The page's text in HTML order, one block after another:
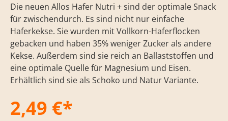
Die neuen Allos Hafer Nutri + sind der optimale Snack
für zwischendurch. Es sind nicht nur einfache
Haferkekse. Sie wurden mit Vollkorn-Haferflocken
gebacken und haben 35% weniger Zucker als andere
Kekse. Außerdem sind sie reich an Ballaststoffen und
eine optimale Quelle für Magnesium und Eisen.
Erhältlich sind sie als Schoko und Natur Variante.
2,49 €*